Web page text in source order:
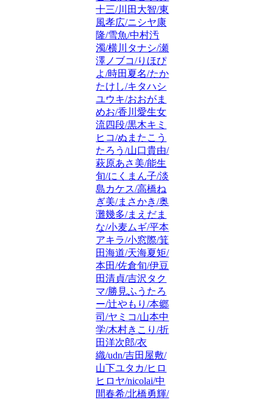
十三/川田大智/東
風孝広/ニシヤ康
隆/雪魚/中村汚
濁/横川タナシ/瀬
澤ノブコ/りほぴ
よ/時田夏名/たか
たけし/キタハシ
ユウキ/おおがま
めお/香川愛生女
流四段/黒木キミ
ヒコ/ぬまたこう
たろう/山口貴由/
萩原あさ美/能生
旬/にくまん子/淡
島カケス/高橋ね
ぎ美/まさかき/奥
灘幾多/まえだま
な/小麦ムギ/平本
アキラ/小窓際/箕
田海道/天海夏矩/
本田/佐倉旬/伊豆
田清貞/吉沢タク
マ/勝見ふうたろ
ー/辻やもり/本郷
司/ヤミコ/山本中
学/木村きこり/折
田洋次郎/衣
織/udn/吉田屋敷/
山下ユタカ/ヒロ
ヒロヤ/nicolai/中
間春希/北橋勇輝/